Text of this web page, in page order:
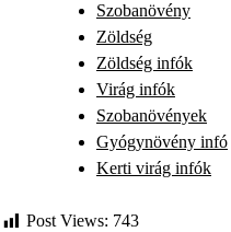
Szobanövény
Zöldség
Zöldség infók
Virág infók
Szobanövények
Gyógynövény infó
Kerti virág infók
Post Views: 743